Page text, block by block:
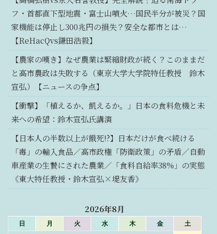
フ・首都直下型地震・富士山噴火…国民半分が被災？国
家機能は停止し300兆円の損失？安全な都市とは…
【ReHacQvs鎌田浩毅】
【農家の嘆き】なぜ農業は緊縮財政が続く？このままだ
と高市農政は失敗する（東京大学大学院特任教授 鈴木
宣弘）【ニュースの争点】
【衝撃】「植えるか、飢えるか。」日本の食料危機と未
来への希望：鈴木宣弘氏講演
【日本人の半数以上が餓死!?】日本だけが食べ続ける
「毒」の輸入食品／高市政権「防衛政策」の矛盾／自動
車産業の生贄にされた農業／「食料自給率38%」の実態
《東大特任教授・鈴木宣弘×堤友香》
2026年8月
日 月 火 水 木 金 土